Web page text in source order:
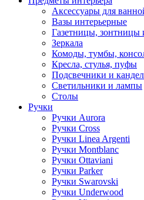
Аксессуары для
Вазы интерьерные
Газетницы,
Зеркала
Комоды, тумбы,
Кресла, стулья, пуфы
Подсвечники и
Светильники и лампы
Столы
Ручки
Ручки Aurora
Ручки Cross
Ручки Linea Argenti
Ручки Montblanc
Ручки Ottaviani
Ручки Parker
Ручки Swarovski
Ручки Underwood